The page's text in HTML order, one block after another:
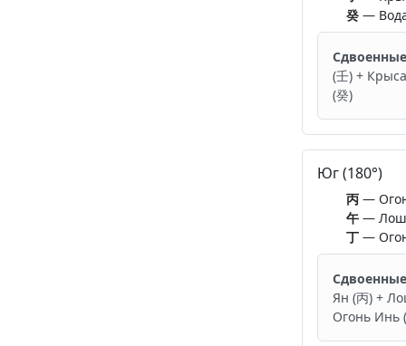
癸 —
(壬) +
(癸)
Юг (180°)
丙 —
午 —
丁 —
Ян (丙) +
Огонь Инь